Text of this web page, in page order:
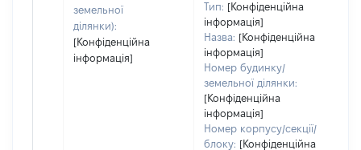
земельної
ділянки):
[Конфіденційна
інформація]
Тип: [Конфіденційна
інформація]
Назва: [Конфіденційна
інформація]
Номер будинку/
земельної ділянки:
[Конфіденційна
інформація]
Номер корпусу/секції/
блоку: [Конфіденційна